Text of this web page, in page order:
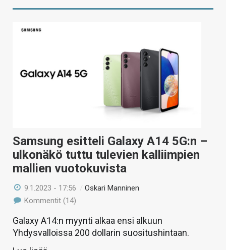
Samsung esitteli Galaxy A14 5G:n –
ulkonäkö tuttu tulevien kalliimpien
mallien vuotokuvista
9.1.2023 - 17:56 /Oskari Manninen
Kommentit (14)
Galaxy A14:n myynti alkaa ensi alkuun
Yhdysvalloissa 200 dollarin suositushintaan.